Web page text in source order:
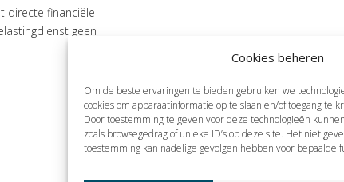
Cookies beheren
Om de beste ervaringen te bieden gebruiken we
cookies om apparaatinformatie op te slaan en/of toegang te
Door toestemming te geven voor deze technologieën
zoals browsegedrag of unieke ID’s op deze site. Het niet
toestemming kan nadelige gevolgen hebben voor bepaalde
directe financiële
geen